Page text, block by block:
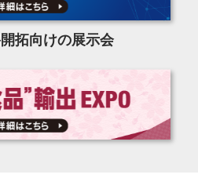
拓向けの展示会